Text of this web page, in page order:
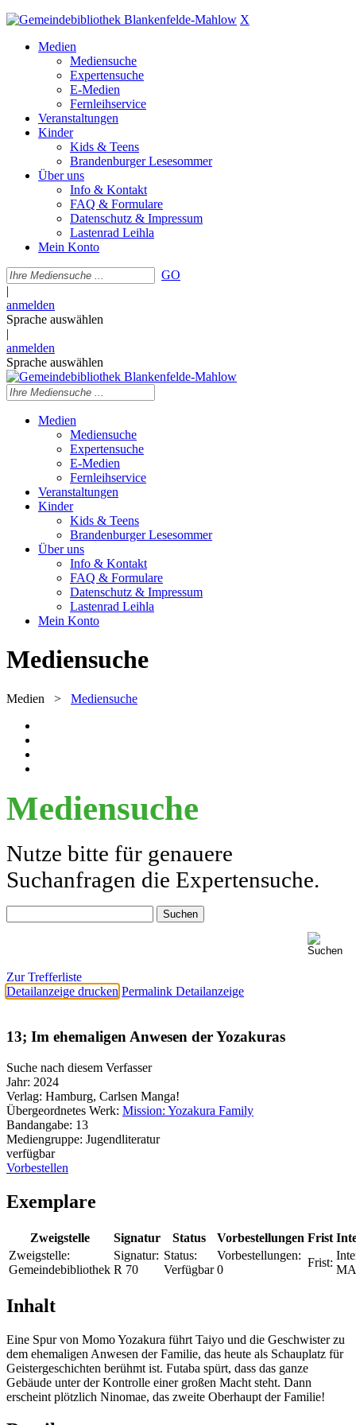
X
Medien
Mediensuche
Expertensuche
E-Medien
Fernleihservice
Veranstaltungen
Kinder
Kids & Teens
Brandenburger Lesesommer
Über uns
Info & Kontakt
FAQ & Formulare
Datenschutz & Impressum
Lastenrad Leihla
Mein Konto
GO
|
anmelden
Sprache auswählen
|
anmelden
Sprache auswählen
Medien
Mediensuche
Expertensuche
E-Medien
Fernleihservice
Veranstaltungen
Kinder
Kids & Teens
Brandenburger Lesesommer
Über uns
Info & Kontakt
FAQ & Formulare
Datenschutz & Impressum
Lastenrad Leihla
Mein Konto
Mediensuche
Medien > Mediensuche
Mediensuche
Nutze bitte für genauere
Suchanfragen die Expertensuche.
Zur Trefferliste
Detailanzeige drucken Permalink Detailanzeige
13; Im ehemaligen Anwesen der Yozakuras
Suche nach diesem Verfasser
Jahr: 2024
Verlag: Hamburg, Carlsen Manga!
Übergeordnetes Werk: Mission: Yozakura Family
Bandangabe: 13
Mediengruppe: Jugendliteratur
verfügbar
Vorbestellen
Exemplare
Zweigstelle Signatur Status Vorbestellungen Frist
Zweigstelle:
Gemeindebibliothek
Signatur:
R 70
Status:
Verfügbar
Vorbestellungen:
0
Frist:
Inhalt
Eine Spur von Momo Yozakura führt Taiyo und die Geschwister zu
dem ehemaligen Anwesen der Familie, das heute als Schauplatz für
Geistergeschichten berühmt ist. Futaba spürt, dass das ganze
Gebäude unter der Kontrolle einer großen Macht steht. Dann
erscheint plötzlich Ninomae, das zweite Oberhaupt der Familie!